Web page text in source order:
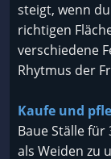
steigt, wenn
richtigen
verschiedene
Rhytmus der
Kaufe und
Baue Ställe
als Weiden zu